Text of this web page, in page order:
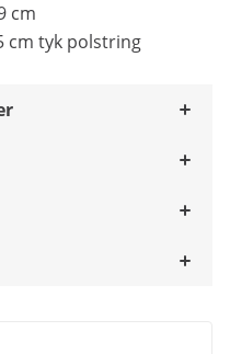
cm
cm tyk polstring